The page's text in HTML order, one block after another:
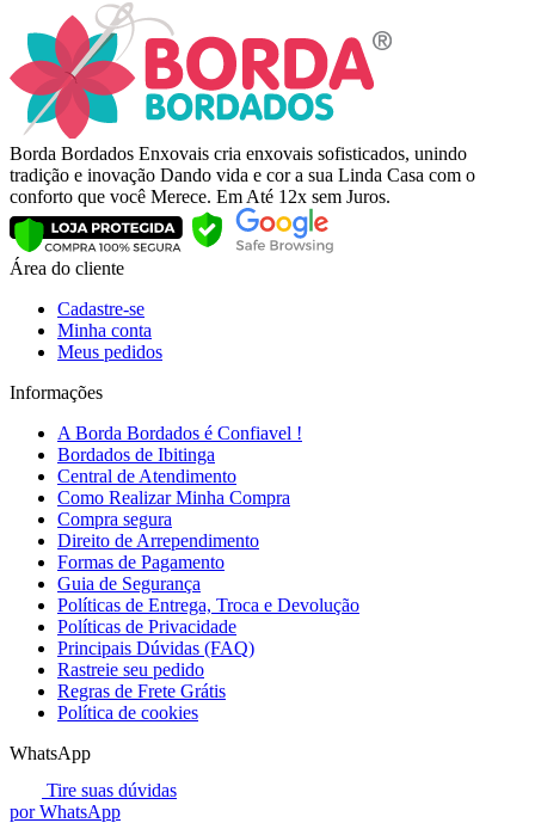
Borda Bordados Enxovais cria enxovais sofisticados, unindo
tradição e inovação Dando vida e cor a sua Linda Casa com o
conforto que você Merece. Em Até 12x sem Juros.
Área do cliente
Cadastre-se
Minha conta
Meus pedidos
Informações
A Borda Bordados é Confiavel !
Bordados de Ibitinga
Central de Atendimento
Como Realizar Minha Compra
Compra segura
Direito de Arrependimento
Formas de Pagamento
Guia de Segurança
Políticas de Entrega, Troca e Devolução
Políticas de Privacidade
Principais Dúvidas (FAQ)
Rastreie seu pedido
Regras de Frete Grátis
Política de cookies
WhatsApp
Tire suas dúvidas
por WhatsApp